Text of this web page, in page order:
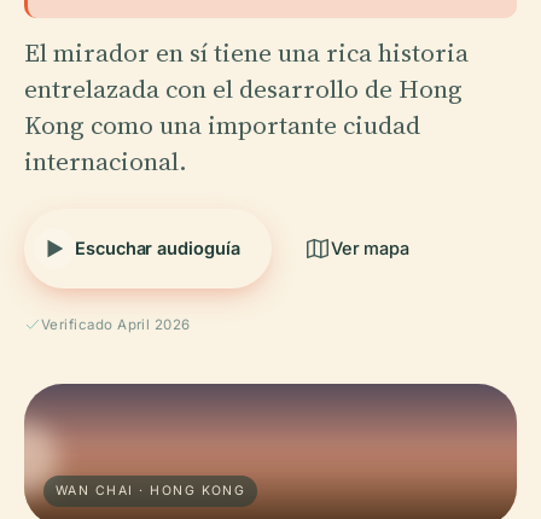
El mirador en sí tiene una rica historia
entrelazada con el desarrollo de Hong
Kong como una importante ciudad
internacional.
Escuchar audioguía Ver mapa
Verificado April 2026
WAN CHAI · HONG KONG